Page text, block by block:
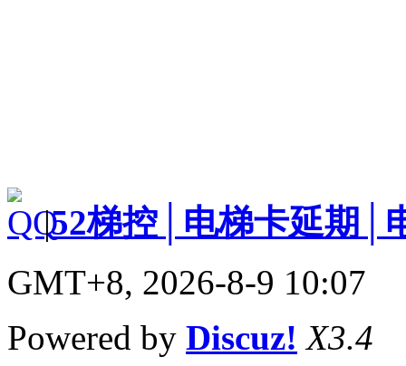
|52梯控│电梯卡延期│
GMT+8, 2026-8-9 10:07
Powered by Discuz! X3.4